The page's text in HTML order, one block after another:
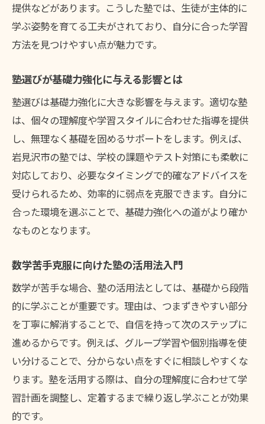
提供などがあります。こうした塾では、生徒が主体的に
学ぶ姿勢を育てる工夫がされており、自分に合った学習
方法を見つけやすい点が魅力です。
塾選びが基礎力強化に与える影響とは
塾選びは基礎力強化に大きな影響を与えます。適切な塾
は、個々の理解度や学習スタイルに合わせた指導を提供
し、無理なく基礎を固めるサポートをします。例えば、
岩見沢市の塾では、学校の課題やテスト対策にも柔軟に
対応しており、必要なタイミングで的確なアドバイスを
受けられるため、効率的に弱点を克服できます。自分に
合った環境を選ぶことで、基礎力強化への道がより確か
なものとなります。
数学苦手克服に向けた塾の活用法入門
数学が苦手な場合、塾の活用法としては、基礎から段階
的に学ぶことが重要です。理由は、つまずきやすい部分
を丁寧に解消することで、自信を持って次のステップに
進めるからです。例えば、グループ学習や個別指導を使
い分けることで、分からない点をすぐに相談しやすくな
ります。塾を活用する際は、自分の理解度に合わせて学
習計画を調整し、定着するまで繰り返し学ぶことが効果
的です。